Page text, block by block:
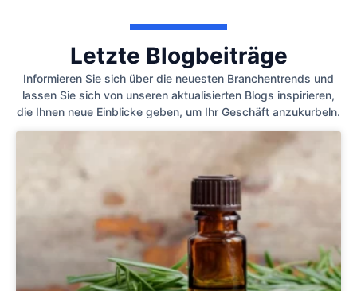
Letzte Blogbeiträge
Informieren Sie sich über die neuesten Branchentrends und
lassen Sie sich von unseren aktualisierten Blogs inspirieren,
die Ihnen neue Einblicke geben, um Ihr Geschäft anzukurbeln.